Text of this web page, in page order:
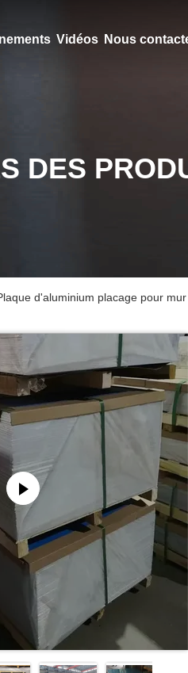
Vidéos Nous
DES
d'aluminium placage pour mur